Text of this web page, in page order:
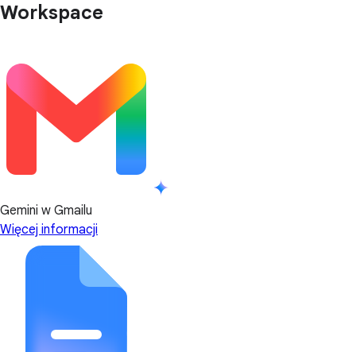
Workspace
Gemini w Gmailu
Więcej informacji